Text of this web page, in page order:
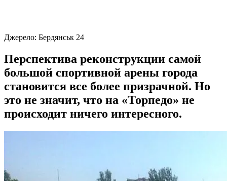
Джерело: Бердянськ 24
Перспектива реконструкции самой
большой спортивной арены города
становится все более призрачной. Но
это не значит, что на «Торпедо» не
происходит ничего интересного.